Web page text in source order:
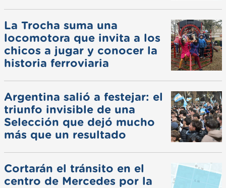
La Trocha suma una
locomotora que invita a los
chicos a jugar y conocer la
historia ferroviaria
Argentina salió a festejar: el
triunfo invisible de una
Selección que dejó mucho
más que un resultado
Cortarán el tránsito en el
centro de Mercedes por la